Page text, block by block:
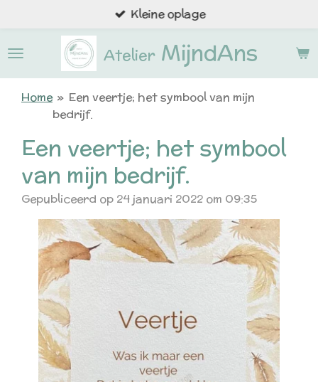
naar
AtelierMijndAns
Kleine oplage
Home » Een veertje; het symbool van mijn
bedrijf.
Een veertje; het symbool
van mijn bedrijf.
Gepubliceerd op 24 januari 2022 om 09:35